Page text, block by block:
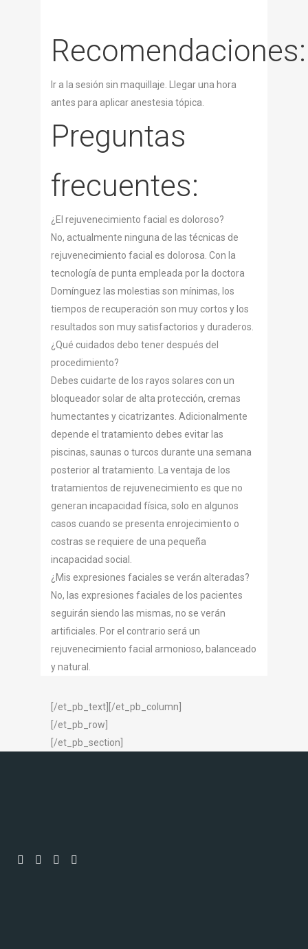
Recomendaciones:
Ir a la sesión sin maquillaje. Llegar una hora
antes para aplicar anestesia tópica.
Preguntas
frecuentes:
¿El rejuvenecimiento facial es doloroso?
No, actualmente ninguna de las técnicas de
rejuvenecimiento facial es dolorosa. Con la
tecnología de punta empleada por la doctora
Domínguez las molestias son mínimas, los
tiempos de recuperación son muy cortos y los
resultados son muy satisfactorios y duraderos.
¿Qué cuidados debo tener después del
procedimiento?
Debes cuidarte de los rayos solares con un
bloqueador solar de alta protección, cremas
humectantes y cicatrizantes. Adicionalmente
depende el tratamiento debes evitar las
piscinas, saunas o turcos durante una semana
posterior al tratamiento. La ventaja de los
tratamientos de rejuvenecimiento es que no
generan incapacidad física, solo en algunos
casos cuando se presenta enrojecimiento o
costras se requiere de una pequeña
incapacidad social.
¿Mis expresiones faciales se verán alteradas?
No, las expresiones faciales de los pacientes
seguirán siendo las mismas, no se verán
artificiales. Por el contrario será un
rejuvenecimiento facial armonioso, balanceado
y natural.
[/et_pb_text][/et_pb_column]
[/et_pb_row]
[/et_pb_section]